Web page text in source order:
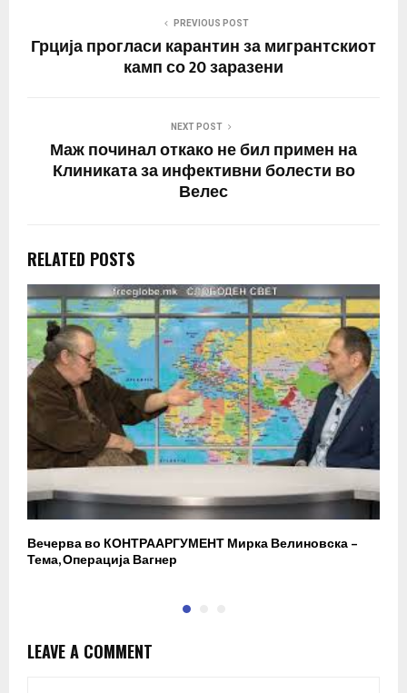
PREVIOUS POST
Грција прогласи карантин за мигрантскиот
камп со 20 заразени
NEXT POST
Маж починал откако не бил примен на
Клиниката за инфективни болести во
Велес
RELATED POSTS
Вечерва во КОНТРААРГУМЕНТ Мирка Велиновска –
Тема, Операција Вагнер
LEAVE A COMMENT